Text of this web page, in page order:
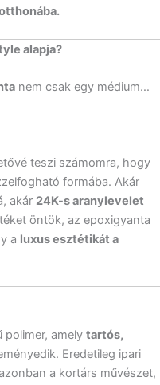
alapja?
nem csak egy médium…
teszi számomra, hogy
formába. Akár
akár 24K-s aranylevelet
öntök, az epoxigyanta
a luxus esztétikát a
amely tartós,
Eredetileg ipari
a kortárs művészet,